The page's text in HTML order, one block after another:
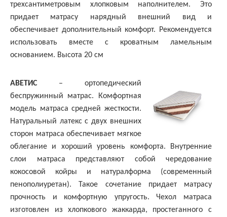
трехсантиметровым хлопковым наполнителем. Это
придает матрасу нарядный внешний вид и
обеспечивает дополнительный комфорт. Рекомендуется
использовать вместе с кроватным ламельным
основанием. Высота 20 см
АВЕТИС – ортопедический
беспружинный матрас. Комфортная
модель матраса средней жесткости.
Натуральный латекс с двух внешних
сторон матраса обеспечивает мягкое
облегание и хороший уровень комфорта. Внутренние
слои матраса представляют собой чередование
кокосовой койры и натуралформа (современный
пенополиуретан). Такое сочетание придает матрасу
прочность и комфортную упругость. Чехол матраса
изготовлен из хлопкового жаккарда, простеганного с